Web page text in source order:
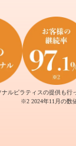
ルピラティスの提供も行
※2 2024年11月の数